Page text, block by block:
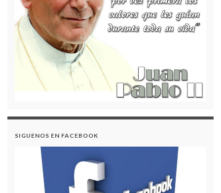
CONVOCATORIA RENDICIÓN DE CUENTAS
VIGENCIA – 2023
RECREACION Y TIEMPO LIBRE 2022
PROYECTO PESCC 2023
SIGUENOS EN FACEBOOK